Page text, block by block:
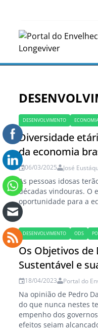
DESENVOLVIMENTO
Diversidade
da economia
06/03/2025 José
As pessoas idosas
décadas vindouras. O
oportunidade para a
DESENVOLVIMENTO ODS
Os Objetivos
Sustentável e
18/04/2023 Portal do
Na opinião de Pedro
do que nunca nestes
empenho dos
efeitos sejam